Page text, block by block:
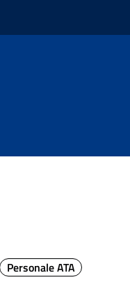
Personale ATA